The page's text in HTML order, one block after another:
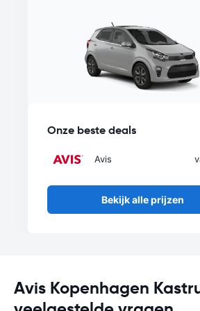
Onze beste deals
Avis
Bekijk alle prijzen
Avis Kopenhagen